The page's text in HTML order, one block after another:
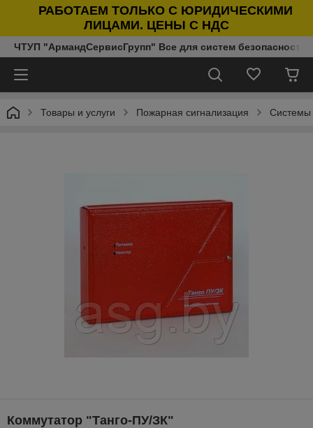
РАБОТАЕМ ТОЛЬКО С ЮРИДИЧЕСКИМИ
ЛИЦАМИ. ЦЕНЫ С НДС
ЧТУП "АрмандСервисГрупп" Все для систем безопасности
Товары и услуги Пожарная сигнализация
Коммутатор "Танго-ПУ/ЗК"